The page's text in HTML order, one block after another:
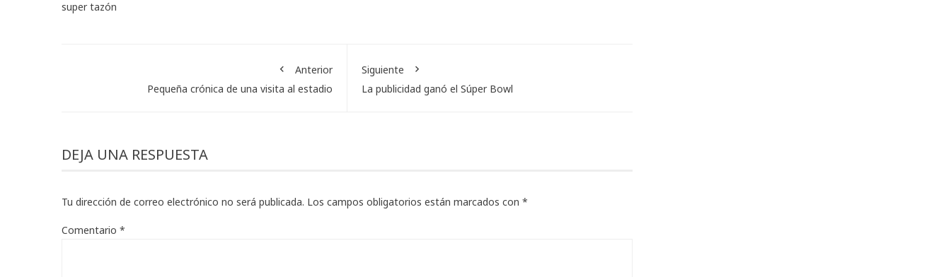
super tazón
Anterior
Pequeña crónica de una visita al estadio
Siguiente
La publicidad ganó el Súper Bowl
DEJA UNA RESPUESTA
Tu dirección de correo electrónico no será publicada. Los campos obligatorios están marcados con *
Comentario *